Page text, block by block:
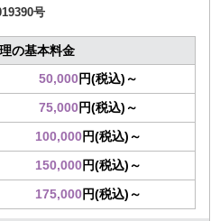
号
の基本料金
50,000円(税込)～
75,000円(税込)～
100,000円(税込)～
150,000円(税込)～
175,000円(税込)～